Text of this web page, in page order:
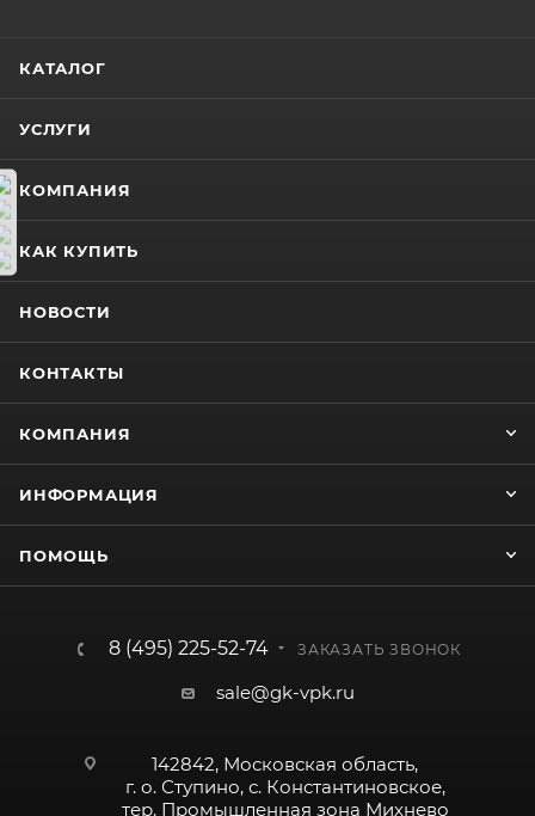
КАТАЛОГ
УСЛУГИ
КОМПАНИЯ
КАК КУПИТЬ
НОВОСТИ
КОНТАКТЫ
КОМПАНИЯ
ИНФОРМАЦИЯ
ПОМОЩЬ
8 (495) 225-52-74 ЗАКАЗАТЬ ЗВОНОК
sale@gk-vpk.ru
142842, Московская область,
г. о. Ступино, с. Константиновское,
тер. Промышленная зона Михнево